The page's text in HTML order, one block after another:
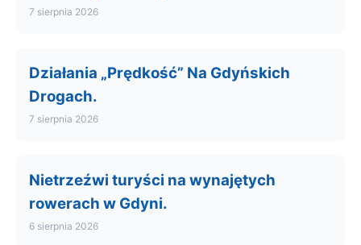
7 sierpnia 2026
Działania „Prędkość” Na Gdyńskich
Drogach.
7 sierpnia 2026
Nietrzeźwi turyści na wynajętych
rowerach w Gdyni.
6 sierpnia 2026